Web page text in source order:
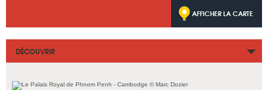
AFFICHER LA CARTE
DÉCOUVRIR